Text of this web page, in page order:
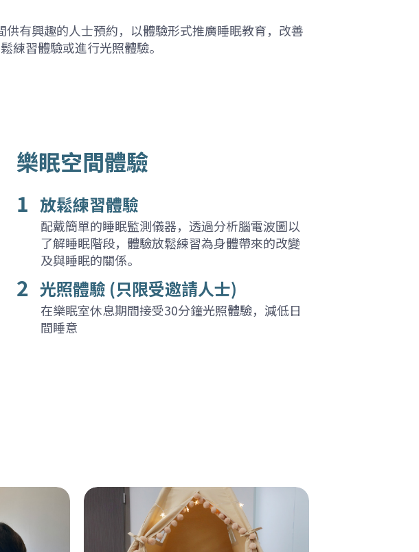
有興趣的人士預約，以體驗形式推廣睡眠教育，改善
練習體驗或進行光照體驗。
樂眠空間體驗
1 放鬆練習體驗
配戴簡單的睡眠監測儀器，透過分析腦電波圖以
了解睡眠階段，體驗放鬆練習為身體帶來的改變
及與睡眠的關係。
2 光照體驗 (只限受邀請人士)
在樂眠室休息期間接受30分鐘光照體驗，減低日
間睡意